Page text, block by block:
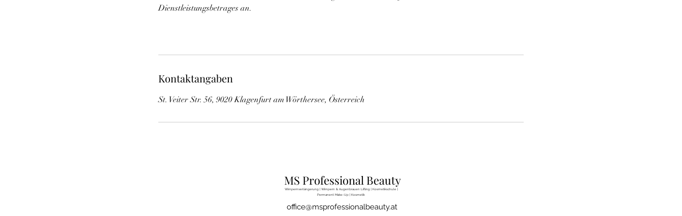
Dienstleistungsbetrages an.
Kontaktangaben
St. Veiter Str. 56, 9020 Klagenfurt am Wörthersee, Österreich
MS Professional Beauty
Wimpernverlängerung | Wimpern & Augenbrauen Lifting | Kosmetikschule |
Permanent Make-Up | Kosmetik
office@msprofessionalbeauty.at